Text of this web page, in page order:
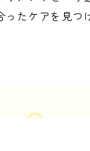
たケアを見